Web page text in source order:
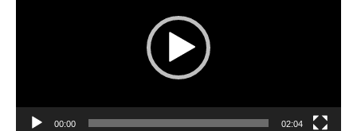
地
球
00:00 02:04